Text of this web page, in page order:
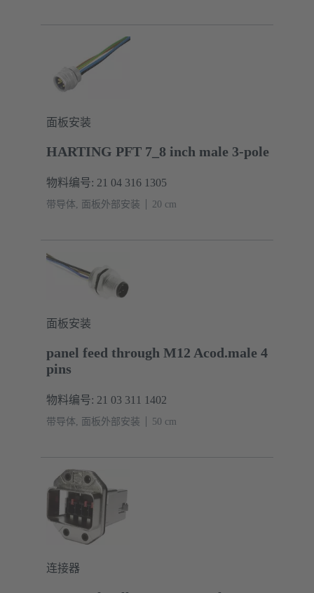
面板安装
HARTING PFT 7_8 inch male 3-pole
物料编号: 21 04 316 1305
带导体, 面板外部安装 ‌20 cm
面板安装
panel feed through M12 Acod.male 4
pins
物料编号: 21 03 311 1402
带导体, 面板外部安装 ‌50 cm
连接器